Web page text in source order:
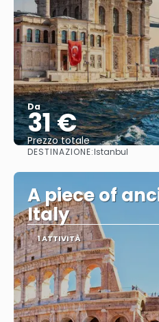
Da
31 €
Prezzo totale
DESTINAZIONE:Istanbul
A piece of
Italy
1 ATTIVITÀ